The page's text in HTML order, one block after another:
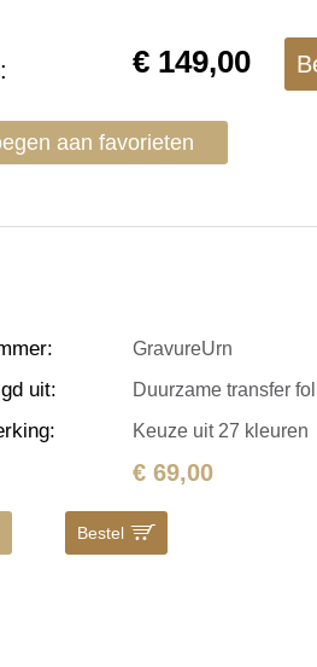
€ 149,00
aan favorieten
: GravureUrn
uit: Duurzame transfer
: Keuze uit 27 kleuren
€ 69,00
Bestel